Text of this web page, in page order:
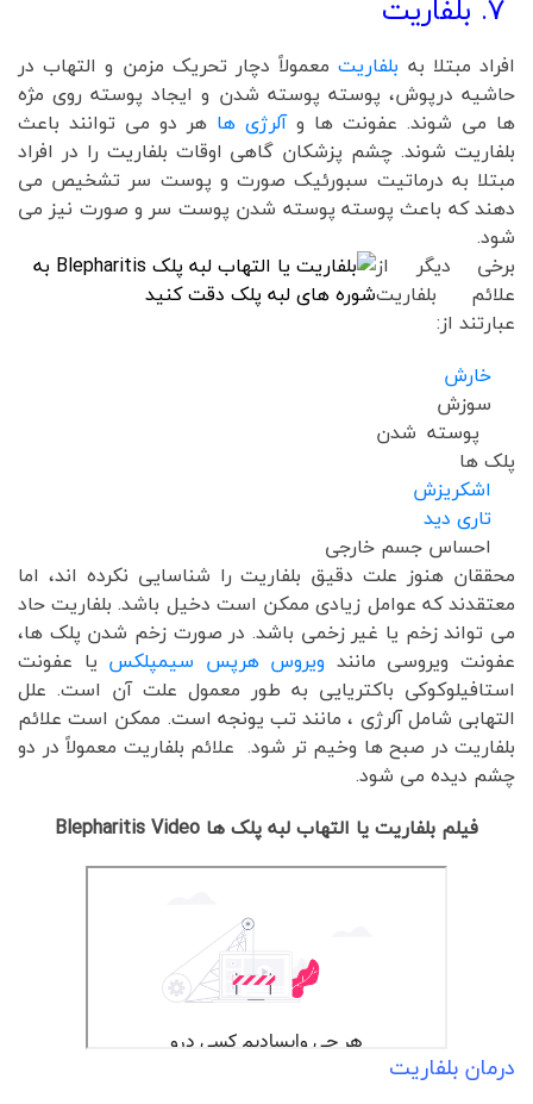
افراد مبتلا به بلفاریتمعمولاً دچار تحریک مزمن و التهاب در
حاشیه درپوش، پوسته پوسته شدن و ایجاد پوسته روی مژه
ها می شوند. عفونت ها و آلرژی ها هر دو می توانند باعث
بلفاریت شوند. چشم پزشکان گاهی اوقات بلفاریت را در افراد
مبتلا به درماتیت سبورئیک صورت و پوست سر تشخیص می
دهند که باعث پوسته پوسته شدن پوست سر و صورت نیز می
شود.
برخی دیگر از
علائم بلفاریت
عبارتند از:
خارش
سوزش
پوسته شدن
پلک ها
اشکریزش
تاری دید
احساس جسم خارجی
محققان هنوز علت دقیق بلفاریت را شناسایی نکرده اند، اما
معتقدند که عوامل زیادی ممکن است دخیل باشد. بلفاریت حاد
می تواند زخم یا غیر زخمی باشد. در صورت زخم شدن پلک ها،
عفونت ویروسی مانند ویروس هرپس سیمپلکس یا عفونت
استافیلوکوکی باکتریایی به طور معمول علت آن است. علل
التهابی شامل آلرژی ، مانند تب یونجه است. ممکن است علائم
بلفاریت در صبح ها وخیم تر شود. علائم بلفاریت معمولاً در دو
چشم دیده می شود.
فیلم بلفاریت یا التهاب لبه پلک ها Blepharitis Video
درمان بلفاریت